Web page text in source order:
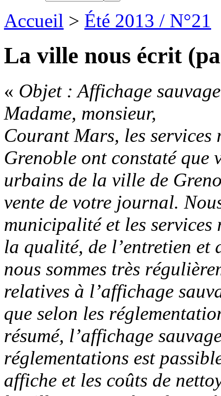
Accueil > Été 2013 / N°21
La ville nous écrit
« Objet : Affichage
Madame, monsieur,
Courant Mars, les
Grenoble ont constaté que
urbains de la ville de
vente de votre journal.
municipalité et les
la qualité, de l’entretien et
nous sommes très
relatives à l’affichage
que selon les
résumé, l’affichage
réglementations est
affiche et les coûts de